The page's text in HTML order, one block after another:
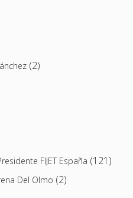
(2)
FIJET España (121)
Del Olmo (2)